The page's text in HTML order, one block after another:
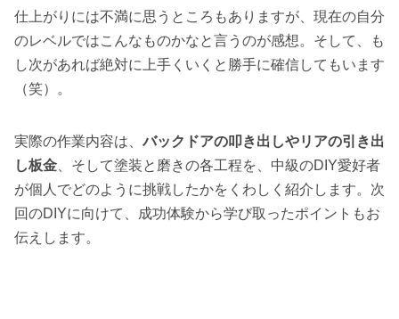
仕上がりには不満に思うところもありますが、現在の自分
のレベルではこんなものかなと言うのが感想。そして、も
し次があれば絶対に上手くいくと勝手に確信してもいます
（笑）。
実際の作業内容は、 バックドアの叩き出しやリアの引き出
し板金 、そして塗装と磨きの各工程を、中級のDIY愛好者
が個人でどのように挑戦したかをくわしく紹介します。次
回のDIYに向けて、成功体験から学び取ったポイントもお
伝えします。